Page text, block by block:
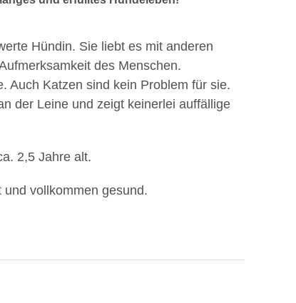
Hündin. Sie liebt es mit anderen
des Menschen.
Auch Katzen sind kein Problem für sie.
der Leine und zeigt keinerlei auffällige
2,5 Jahre alt.
vollkommen gesund.